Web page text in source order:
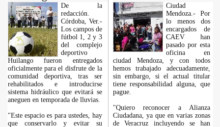
De la
redacción.
Córdoba, Ver.-
Los campos de
fútbol 1, 2 y 3
del complejo
deportivo
Huilango fueron entregados
oficialmente para el disfrute de la
comunidad deportiva, tras ser
rehabilitados e introducirse
sistema hidráulico que evitará se
aneguen en temporada de lluvias.
"Este espacio es para ustedes, hay
que conservarlo y evitar su
Ciudad
Mendoza.- Por
lo menos dos
encargados de
CAEV han
pasado por esta
oficina en
ciudad Mendoza, y con todos
hemos trabajado adecuadamente,
sin embargo, si el actual titular
tiene responsabilidad alguna, que
pague.
"Quiero reconocer a Alianza
Ciudadana, ya que en varias zonas
de Veracruz incluyendo se han